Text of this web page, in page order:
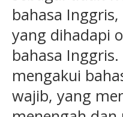
bahasa
yang dihadapi
bahasa
mengakui
wajib, yang